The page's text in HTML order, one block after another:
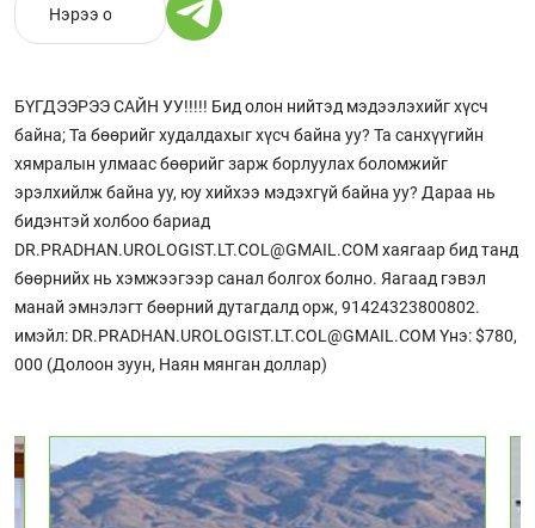
БҮГДЭЭРЭЭ САЙН УУ!!!!! Бид олон нийтэд мэдээлэхийг хүсч
байна; Та бөөрийг худалдахыг хүсч байна уу? Та санхүүгийн
хямралын улмаас бөөрийг зарж борлуулах боломжийг
эрэлхийлж байна уу, юу хийхээ мэдэхгүй байна уу? Дараа нь
бидэнтэй холбоо бариад
DR.PRADHAN.UROLOGIST.LT.COL@GMAIL.COM хаягаар бид танд
бөөрнийх нь хэмжээгээр санал болгох болно. Яагаад гэвэл
манай эмнэлэгт бөөрний дутагдалд орж, 91424323800802.
имэйл: DR.PRADHAN.UROLOGIST.LT.COL@GMAIL.COM Yнэ: $780,
000 (Долоон зуун, Наян мянган доллар)